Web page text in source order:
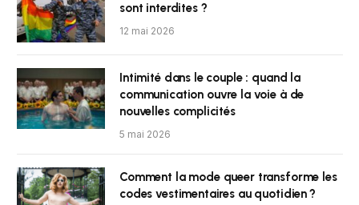
sont interdites ?
12 mai 2026
Intimité dans le couple : quand la
communication ouvre la voie à de
nouvelles complicités
5 mai 2026
Comment la mode queer transforme les
codes vestimentaires au quotidien ?